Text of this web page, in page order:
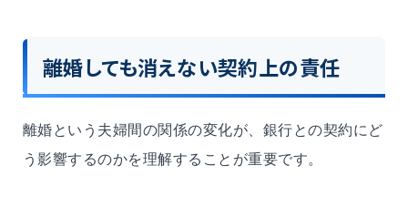
離婚しても消えない契約上の責任
離婚という夫婦間の関係の変化が、銀行との契約にど
う影響するのかを理解することが重要です。